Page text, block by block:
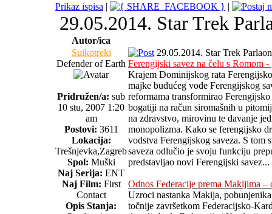
Prikaz ispisa | |
29.05.2014. Star Trek
Autor/ica
Suikotreki
Defender of Earth
Pridružen/a: sub
10 stu, 2007 1:20
am
Postovi: 3611
Lokacija:
Trešnjevka,Zagreb
Spol: Muški
Naj Serija: ENT
Naj Film: First
Contact
Opis Stanja:
29.05.2014. Star Trek
Ferengijski savez na čelu s Romom
Krajem Dominijskog rata
majke budućeg vođe Ferengijskog
reformama transformirao
bogatiji na račun siromašnih u
na zdravstvo, mirovinu te davanje
monopolizma. Kako se ferengijsko
vodstva Ferengijskog saveza. S tom
saveza odlučio je svoju funkciju
predstavljao novi Ferengijski savez...
Odnos Federacije prema Makijima –
Uzroci nastanka Makija,
točnije završetkom Federacijsko-